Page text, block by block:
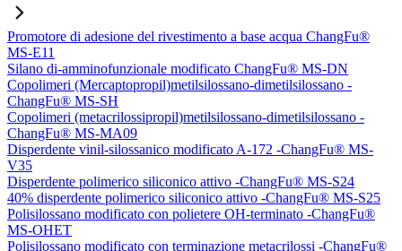
Promotore di adesione del rivestimento a base acqua ChangFu®
MS-E11
Silano di-amminofunzionale modificato ChangFu® MS-DN
Copolimeri (Mercaptopropil)metilsilossano-dimetilsilossano -
ChangFu® MS-SH
Copolimeri (metacrilossipropil)metilsilossano-dimetilsilossano -
ChangFu® MS-MA09
Disperdente vinil-silossanico modificato A-172 -ChangFu® MS-
V35
Disperdente polimerico siliconico attivo -ChangFu® MS-S24
40% disperdente polimerico siliconico attivo -ChangFu® MS-S25
Polisilossano modificato con polietere OH-terminato -ChangFu®
MS-OHET
Polisilossano modificato con terminazione metacrilossi -ChangFu®